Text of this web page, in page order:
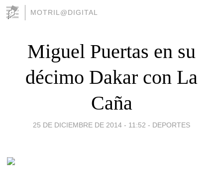
MOTRIL@DIGITAL
Miguel Puertas en su
décimo Dakar con La
Caña
25 DE DICIEMBRE DE 2014 - 11:52 - DEPORTES